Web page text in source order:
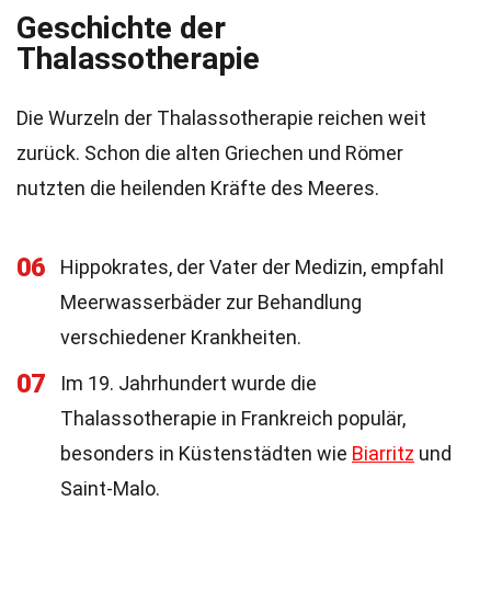
Geschichte der
Thalassotherapie
Die Wurzeln der Thalassotherapie reichen weit
zurück. Schon die alten Griechen und Römer
nutzten die heilenden Kräfte des Meeres.
06
Hippokrates, der Vater der Medizin, empfahl
Meerwasserbäder zur Behandlung
verschiedener Krankheiten.
07
Im 19. Jahrhundert wurde die
Thalassotherapie in Frankreich populär,
besonders in Küstenstädten wie Biarritz und
Saint-Malo.